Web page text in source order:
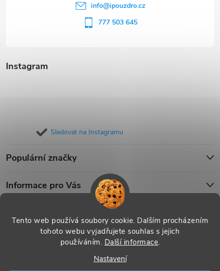
Tento web používá soubory cookie. Dalším procházením
tohoto webu vyjadřujete souhlas s jejich
používáním. Další informace.
Nastavení
Instagram
Sledovat na Instagramu
Populární značky
Informace pro Vás
info@ipouzdro.cz
777 503 645
Copyright 2026 . Všechna práva vyhrazena.
nastavení cookies